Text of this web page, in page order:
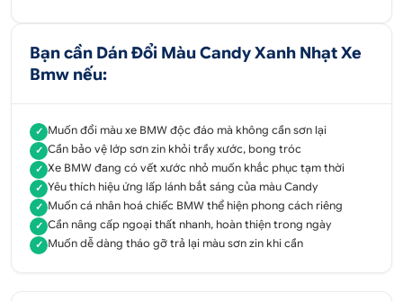
ý nghĩa về mặt phong thuỷ, tài vận. Vì thế, dán đổi
màu chủ xe dễ dàng lựa chọn màu decal mình thích
mắn, thuận lợi cho chủ sở hữu
Ưu điểm dán đổi màu Candy có độ co dãn tốt, độ
dày 3 lớp chắc chắn, độ bền cao. Bên cạnh, bề mặt
decal bóng bẩy pha lẫn màu Camay (bột nhũ màu)
giúp cho màu sắc thêm phần bắt sáng và nổi bật.
Bạn cần Dán Đổi Màu Candy Xanh Nhạt Xe
Bmw nếu:
✓ Muốn đổi màu xe BMW độc đáo mà không cần sơn lại
✓ Cần bảo vệ lớp sơn zin khỏi trầy xước, bong tróc
✓ Xe BMW đang có vết xước nhỏ muốn khắc phục tạm thời
✓ Yêu thích hiệu ứng lấp lánh bắt sáng của màu Candy
✓ Muốn cá nhân hoá chiếc BMW thể hiện phong cách riêng
✓ Cần nâng cấp ngoại thất nhanh, hoàn thiện trong ngày
✓ Muốn dễ dàng tháo gỡ trả lại màu sơn zin khi cần